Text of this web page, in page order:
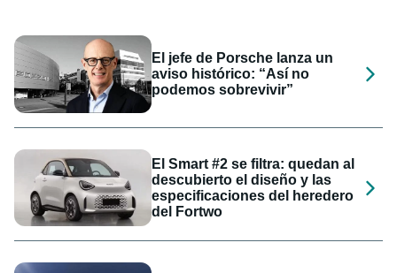
El jefe de Porsche lanza un
aviso histórico: “Así no
podemos sobrevivir”
El Smart #2 se filtra: quedan al
descubierto el diseño y las
especificaciones del heredero
del Fortwo